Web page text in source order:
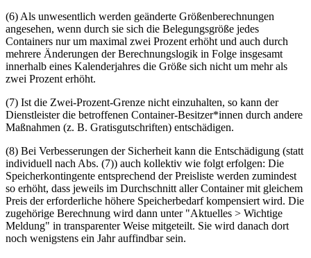
(6) Als unwesentlich werden geänderte Größenberechnungen
angesehen, wenn durch sie sich die Belegungsgröße jedes
Containers nur um maximal zwei Prozent erhöht und auch durch
mehrere Än­de­run­gen der Berechnungslogik in Folge insgesamt
innerhalb eines Kalenderjahres die Größe sich nicht um mehr als
zwei Prozent erhöht.
(7) Ist die Zwei-Prozent-Grenze nicht einzuhalten, so kann der
Dienstleister die betroffenen Container-Besitzer*innen durch andere
Maßnahmen (z. B. Gratisgutschriften) entschädigen.
(8) Bei Verbesserungen der Sicherheit kann die Entschädigung (statt
individuell nach Abs. (7)) auch kollektiv wie folgt erfolgen: Die
Speicherkontingente entsprechend der Preisliste werden zumindest
so erhöht, dass jeweils im Durchschnitt aller Container mit gleichem
Preis der erforderliche höhere Speicherbedarf kompensiert wird. Die
zugehörige Berechnung wird dann unter "Aktuelles > Wichtige
Meldung" in transparenter Weise mitgeteilt. Sie wird danach dort
noch wenigstens ein Jahr auffindbar sein.